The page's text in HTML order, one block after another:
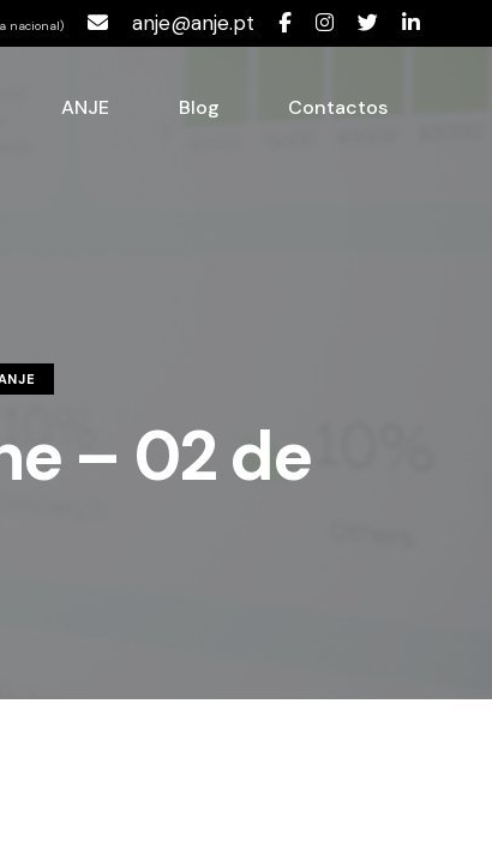
nacional) anje@anje.pt
ANJE Blog Contactos
– 02 de